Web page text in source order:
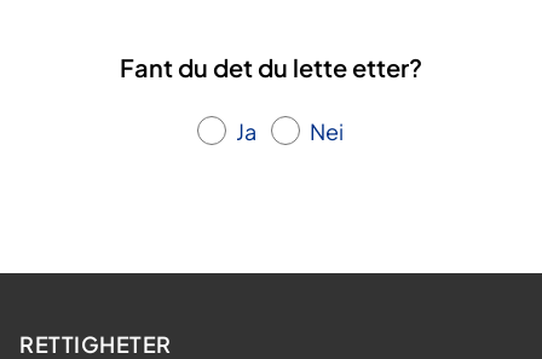
Fant du det du lette etter?
Ja Nei
RETTIGHETER